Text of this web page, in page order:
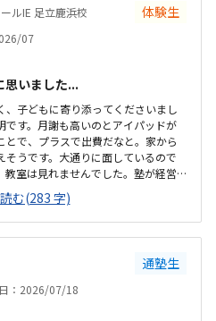
ルIE 足立鹿浜校 体験生
07
いました...
、子どもに寄り添ってくださいまし
です。月謝も高いのとアイパッドが
で、プラスで出費だなと。家から
うです。大通りに面しているので
教室は見れませんでした。塾が経営
は少し覗けました。建物自体が古い
ように思いました。もう少し回数を
と助かります。説明してくれた方
どもに寄り添ってくださいました。
む(283 字)
通塾生
：2026/07/18